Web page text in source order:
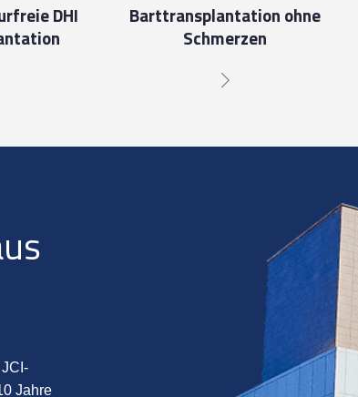
DHI
Barttransplantation ohne
Schmerzen
Jahre